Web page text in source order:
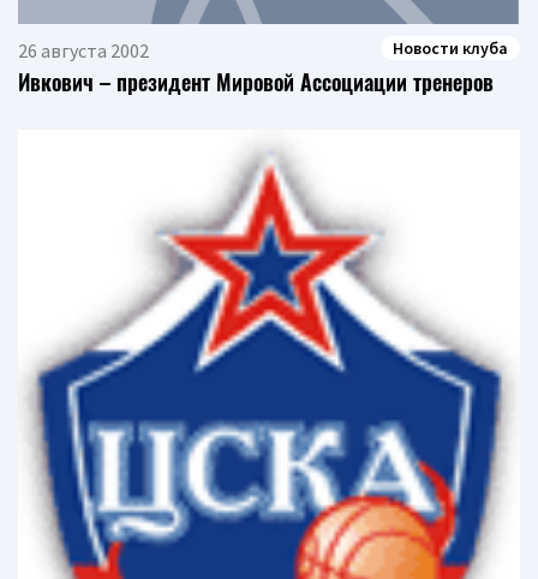
26 августа 2002 Новости клуба
Ивкович – президент Мировой Ассоциации тренеров